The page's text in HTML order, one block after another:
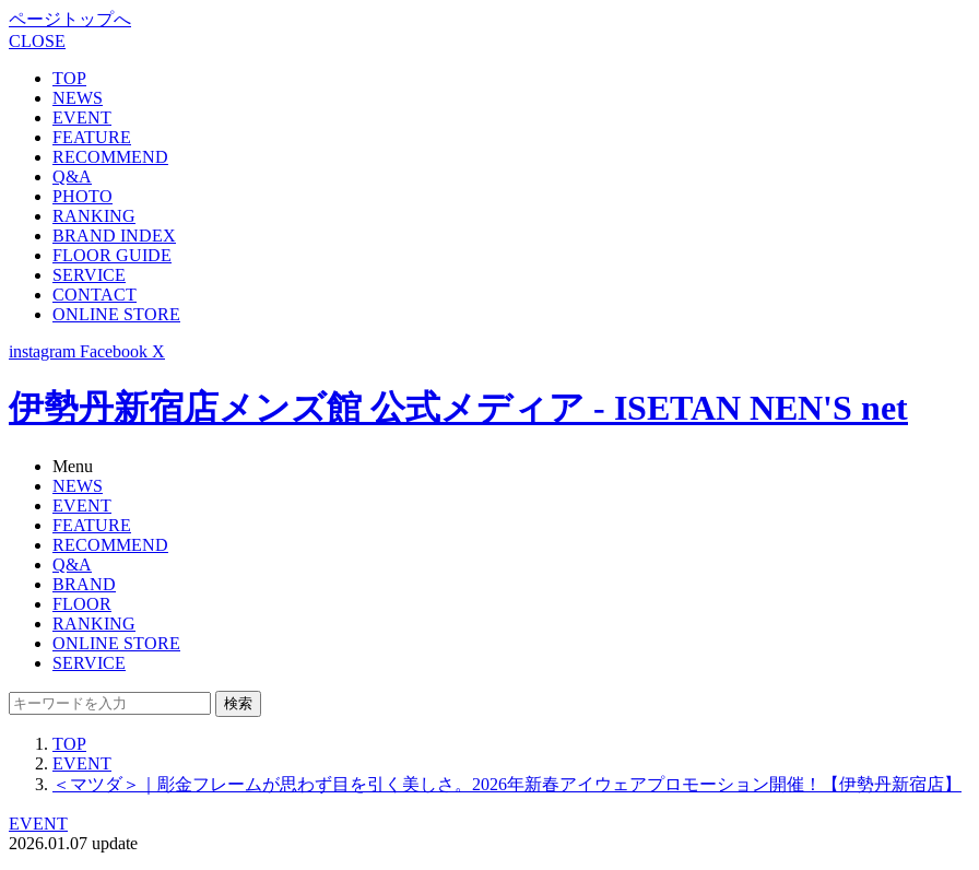
ページトップへ
CLOSE
TOP
NEWS
EVENT
FEATURE
RECOMMEND
Q&A
PHOTO
RANKING
BRAND INDEX
FLOOR GUIDE
SERVICE
CONTACT
ONLINE STORE
instagram Facebook X
伊勢丹新宿店メンズ館 公式メディア - ISETAN NEN'S net
Menu
NEWS
EVENT
FEATURE
RECOMMEND
Q&A
BRAND
FLOOR
RANKING
ONLINE STORE
SERVICE
検索
TOP
EVENT
＜マツダ＞｜彫金フレームが思わず目を引く美しさ。2026年新春アイウェアプロモーション開催！【伊勢丹新宿店】
EVENT
2026.01.07 update